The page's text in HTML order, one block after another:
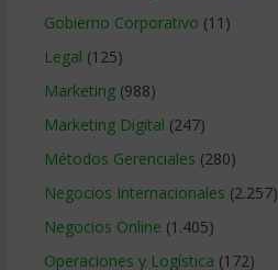
Gobierno Corporativo (11)
Legal (125)
Marketing(988)
Marketing Digital (247)
Métodos Gerenciales (280)
Negocios Internacionales (2.257)
Negocios Online (1.405)
Operaciones y Logística (172)